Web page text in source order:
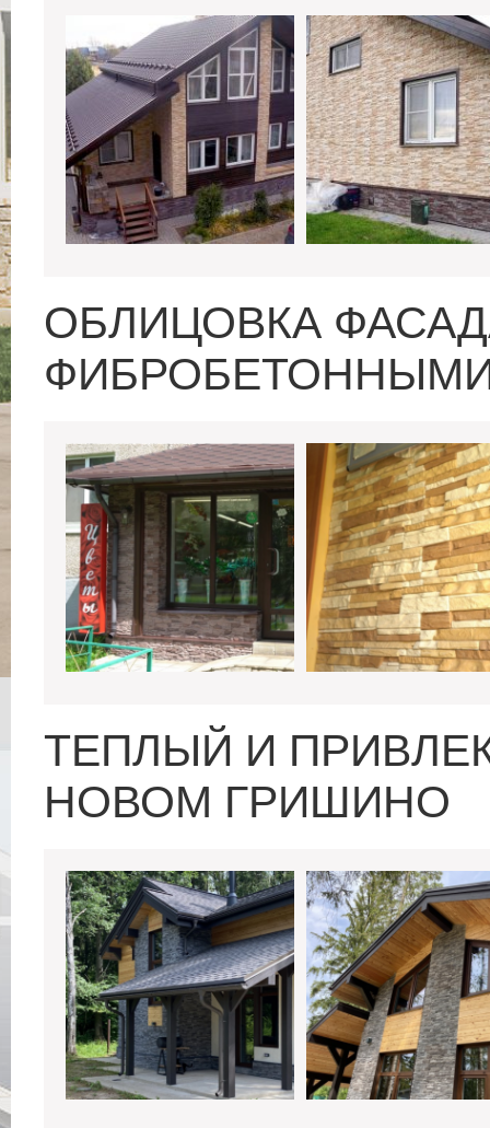
ОБЛИЦОВКА
ТЕПЛЫЙ И
НОВОМ ГРИШИНО